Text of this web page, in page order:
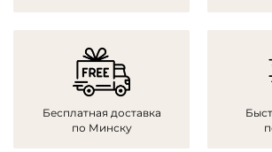
Бесплатная доставка
по Минску